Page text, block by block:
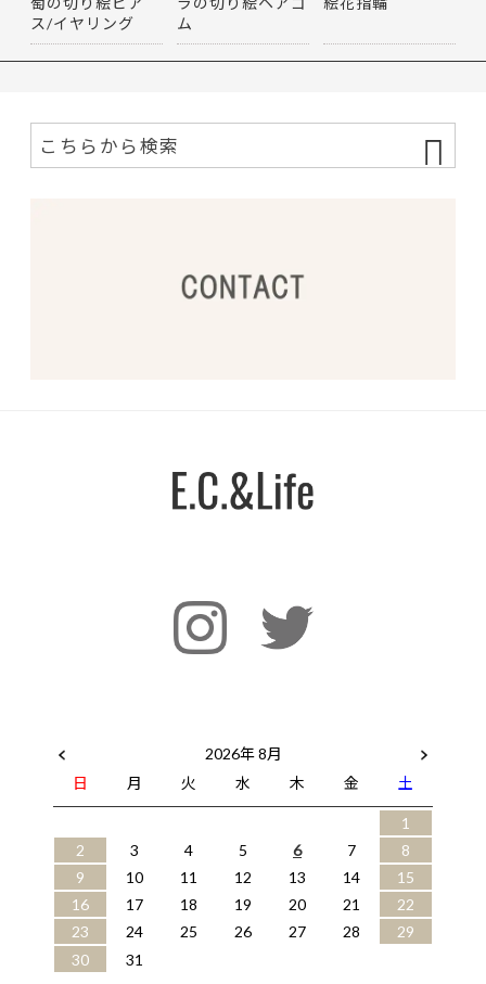
ス/イヤリング
ム
2026年 8月
日
月 火 水 木 金
土
1
2
3 4 5 6 7
8
9
10 11 12 13 14
15
16
17 18 19 20 21
22
23
24 25 26 27 28
29
30
31